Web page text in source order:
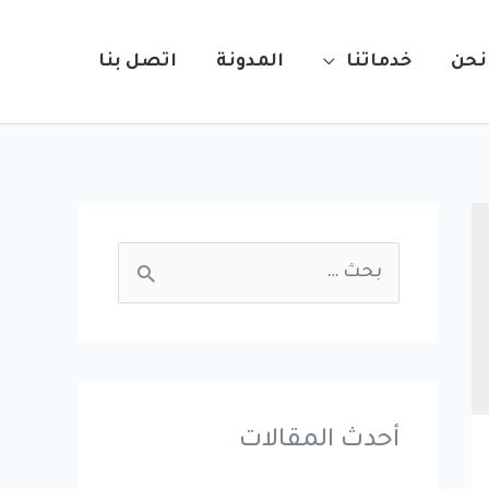
خدماتنا المدونة اتصل بنا
e
أحدث المقالات